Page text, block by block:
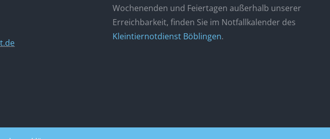
Wochenenden und Feiertagen außerhalb unserer
Erreichbarkeit, finden Sie im Notfallkalender des
Kleintiernotdienst Böblingen.